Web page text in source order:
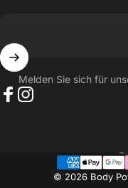
Melden Sie sich für
© 2026 Body